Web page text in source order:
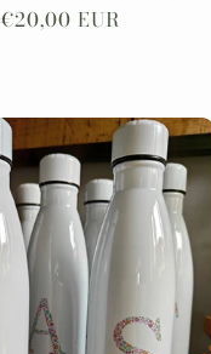
Precio
€20,00 EUR